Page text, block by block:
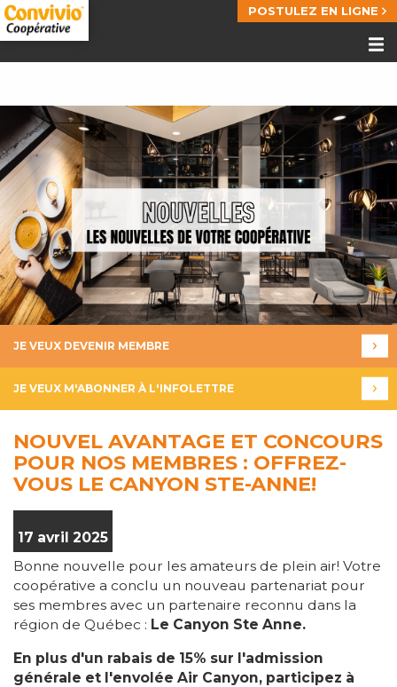
POSTULEZ EN LIGNE
JE VEUX DEVENIR MEMBRE
JE VEUX M'ABONNER À L'INFOLETTRE
NOUVEL AVANTAGE ET CONCOURS
POUR NOS MEMBRES : OFFREZ-
VOUS LE CANYON STE-ANNE!
17 avril 2025
Bonne nouvelle pour les amateurs de plein air! Votre
coopérative a conclu un nouveau partenariat pour
ses membres avec un partenaire reconnu dans la
région de Québec : Le Canyon Ste Anne.
En plus d'un rabais de 15% sur l'admission
générale et l'envolée Air Canyon, participez à